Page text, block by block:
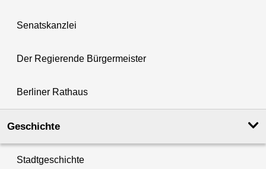
Senatskanzlei
Der Regierende Bürgermeister
Berliner Rathaus
Geschichte
Stadtgeschichte